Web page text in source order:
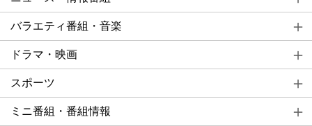
バラエティ番組・音楽
ドラマ・映画
スポーツ
ミニ番組・番組情報